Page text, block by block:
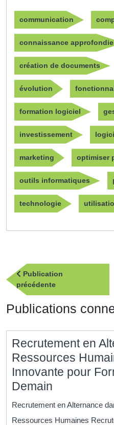
communication
connaissance approfondie
création de documents
évolution
formation logiciel
investissement
marketing optimiser
outils informatiques
technologie
Navigation
de
l’article
Publication
précédentePublication
précédente
Publications
Recrutement en
Ressources
Innovante pour
Demain
en
Alternance
Recrutement en Alternance
Ressources Humaines